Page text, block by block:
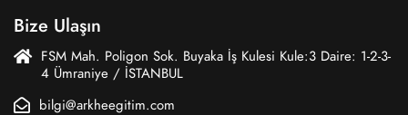
Bize Ulaşın
FSM Mah. Poligon Sok. Buyaka İş Kulesi Kule:3 Daire: 1-2-3-
4 Ümraniye / İSTANBUL
bilgi@arkheegitim.com